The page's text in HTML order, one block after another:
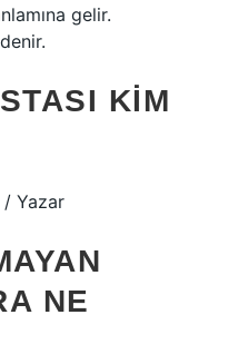
gelir.
KIM
/ Yazar
NE